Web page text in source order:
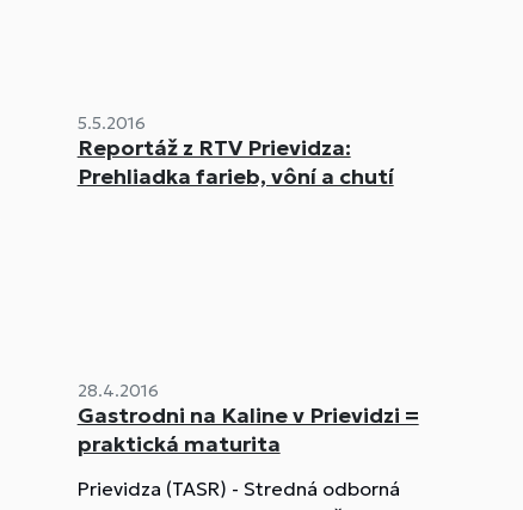
5.5.2016
Reportáž z RTV Prievidza:
Prehliadka farieb, vôní a chutí
28.4.2016
Gastrodni na Kaline v Prievidzi =
praktická maturita
Prievidza (TASR) - Stredná odborná